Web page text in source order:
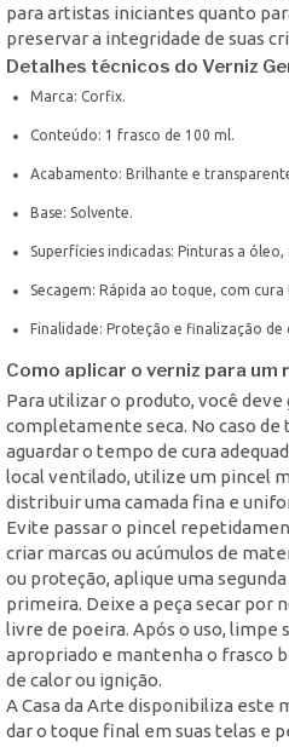
para artistas iniciantes quanto
preservar a integridade de suas
Detalhes técnicos do Verniz
Marca: Corfix.
Conteúdo: 1 frasco de 100 ml.
Acabamento: Brilhante e
Base: Solvente.
Superfícies indicadas: Pinturas a
Secagem: Rápida ao toque, com
Finalidade: Proteção e finalização de
Como aplicar o verniz para
Para utilizar o produto, você
completamente seca. No caso
aguardar o tempo de cura
local ventilado, utilize um pincel
distribuir uma camada fina e
Evite passar o pincel
criar marcas ou acúmulos de
ou proteção, aplique uma
primeira. Deixe a peça secar por
livre de poeira. Após o uso, limpe
apropriado e mantenha o frasco
de calor ou ignição.
A Casa da Arte disponibiliza este
dar o toque final em suas telas e